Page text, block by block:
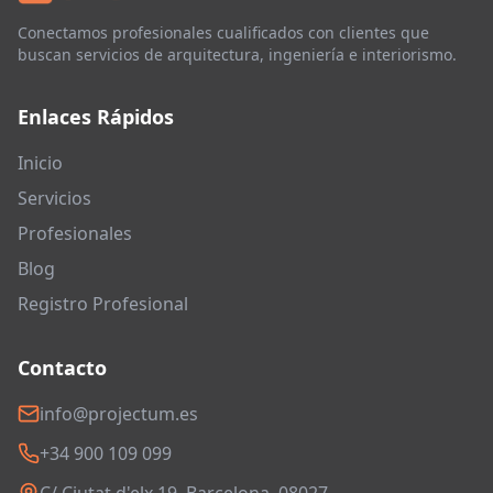
Conectamos profesionales cualificados con clientes que
buscan servicios de arquitectura, ingeniería e interiorismo.
Enlaces Rápidos
Inicio
Servicios
Profesionales
Blog
Registro Profesional
Contacto
info@projectum.es
+34 900 109 099